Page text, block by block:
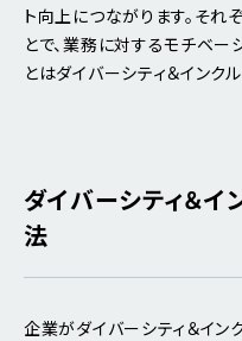
ト向上につながります。それ
とで、業務に対するモチベー
とはダイバーシティ＆インク
ダイバーシティ＆イ
法
企業がダイバーシティ＆イン